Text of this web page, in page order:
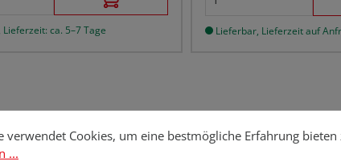
ca. 5–7 Tage Lieferbar, Lieferzeit auf
Cookies, um eine bestmögliche Erfahrung bieten zu
verwendet Cookies, um eine bestmögliche Erfahrung bieten
...